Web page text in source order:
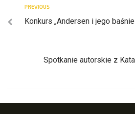
PREVIOUS
Konkurs „Andersen i jego
Spotkanie autorskie z